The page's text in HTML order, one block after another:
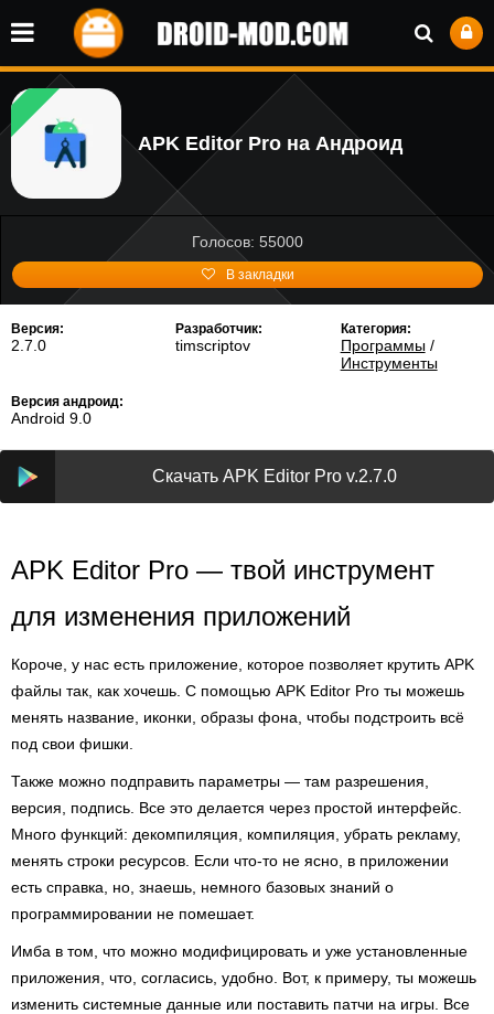
APK Editor Pro на Андроид
Голосов: 55000
В закладки
Версия:
2.7.0
Разработчик:
timscriptov
Категория:
Программы/
Инструменты
Версия андроид:
Android 9.0
Скачать APK Editor Pro v.2.7.0
APK Editor Pro — твой инструмент
для изменения приложений
Короче, у нас есть приложение, которое позволяет крутить APK
файлы так, как хочешь. С помощью APK Editor Pro ты можешь
менять название, иконки, образы фона, чтобы подстроить всё
под свои фишки.
Также можно подправить параметры — там разрешения,
версия, подпись. Все это делается через простой интерфейс.
Много функций: декомпиляция, компиляция, убрать рекламу,
менять строки ресурсов. Если что-то не ясно, в приложении
есть справка, но, знаешь, немного базовых знаний о
программировании не помешает.
Имба в том, что можно модифицировать и уже установленные
приложения, что, согласись, удобно. Вот, к примеру, ты можешь
изменить системные данные или поставить патчи на игры. Все